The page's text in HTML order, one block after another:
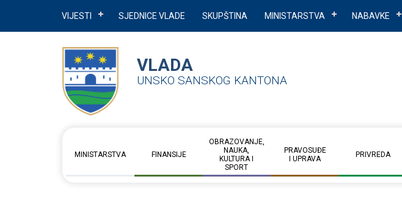
VIJESTI SJEDNICE VLADE SKUPŠTINA MINISTARSTVA NABAVKE
VLADA
UNSKO SANSKOG KANTONA
MINISTARSTVA FINANSIJE
OBRAZOVANJE,
NAUKA,
KULTURA I
SPORT
PRAVOSUĐE
I UPRAVA
PRIVREDA